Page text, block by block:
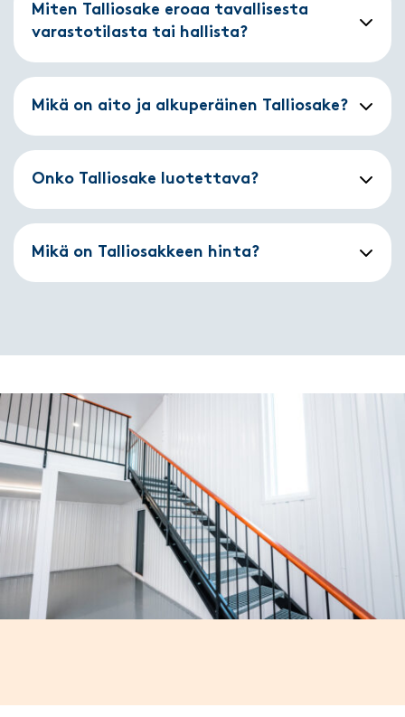
Miten Talliosake eroaa tavallisesta
varastotilasta tai hallista?
Mikä on aito ja alkuperäinen Talliosake?
Onko Talliosake luotettava?
Mikä on Talliosakkeen hinta?